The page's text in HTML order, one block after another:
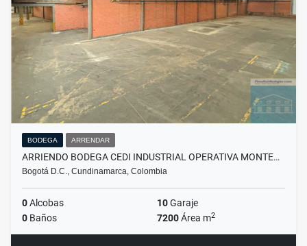
BODEGA ARRENDAR
ARRIENDO BODEGA CEDI INDUSTRIAL OPERATIVA MONTE…
Bogotá D.C., Cundinamarca, Colombia
0Alcobas 10Garaje
0 Baños 7200Área m2